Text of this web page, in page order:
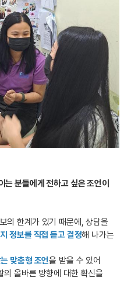
는 분들에게 전하고 싶은 조언이
의 한계가 있기 때문에, 상담을
정보를 직접 듣고 결정해 나가는
맞춤형 조언을 받을 수 있어
올바른 방향에 대한 확신을